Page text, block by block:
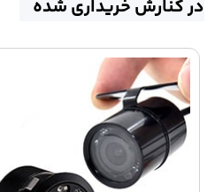
در کنارش خریداری شده